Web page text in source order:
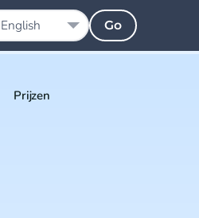
Prijzen
English Go